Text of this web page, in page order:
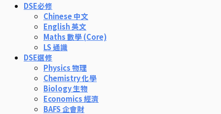
DSE必修
Chinese 中文
English 英文
Maths 數學 (Core)
LS 通識
DSE選修
Physics 物理
Chemistry 化學
Biology 生物
Economics 經濟
BAFS 企會財